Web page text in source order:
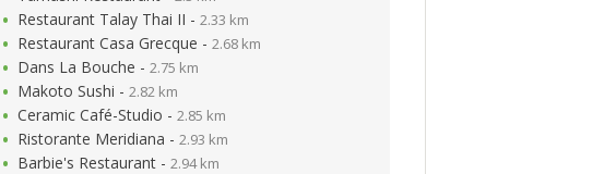
Restaurant Talay Thai II - 2.33 km
Restaurant Casa Grecque - 2.68 km
Dans La Bouche - 2.75 km
Makoto Sushi - 2.82 km
Ceramic Café-Studio - 2.85 km
Ristorante Meridiana - 2.93 km
Barbie's Restaurant - 2.94 km